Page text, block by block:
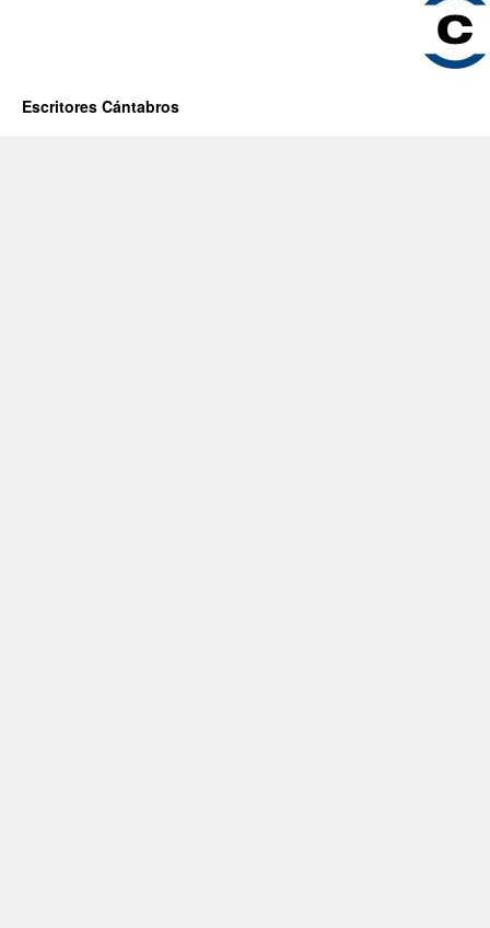
Escritores Cántabros